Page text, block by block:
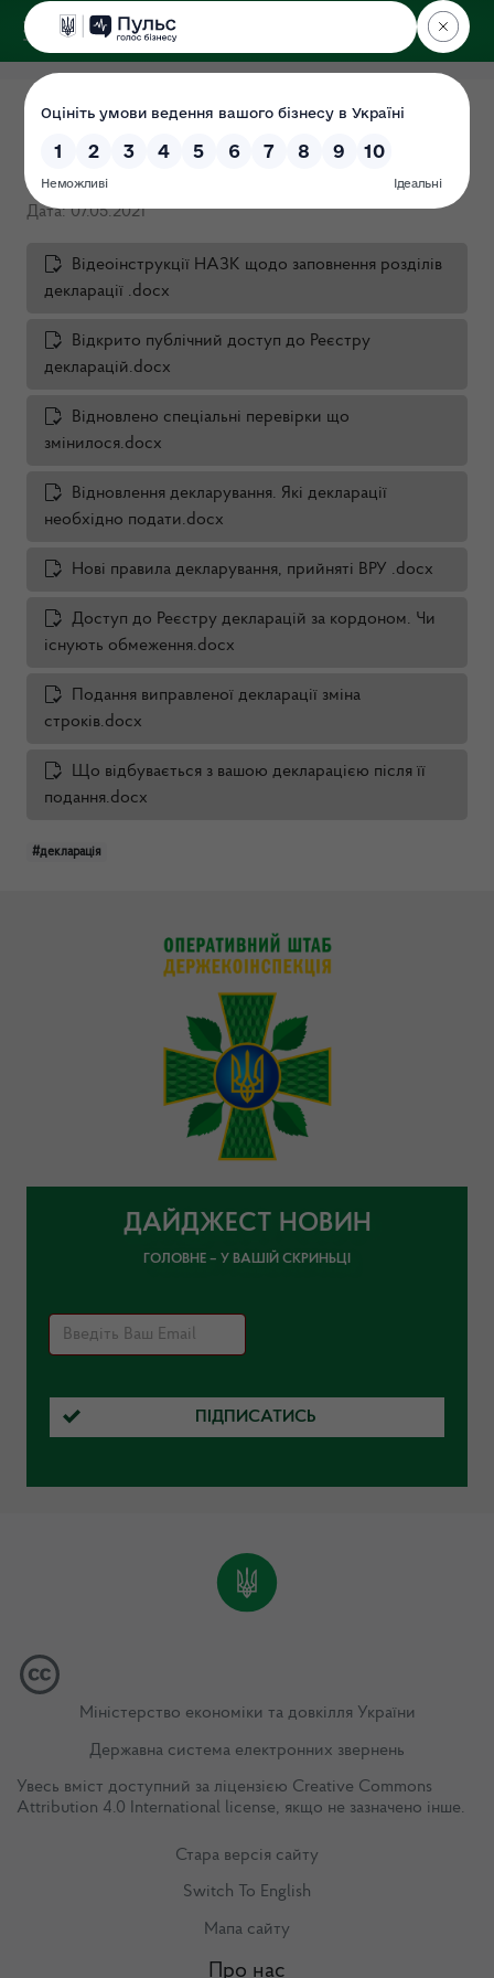
ДЕРЖЕКОІНСПЕКЦІЯ
Рекомендації для суб'єктів
декларування
Дата: 07.05.2021
Відеоінструкції НАЗК щодо заповнення розділів
декларації .docx
Відкрито публічний доступ до Реєстру
декларацій.docx
Відновлено спеціальні перевірки що
змінилося.docx
Відновлення декларування. Які декларації
необхідно подати.docx
Нові правила декларування, прийняті ВРУ .docx
Доступ до Реєстру декларацій за кордоном. Чи
існують обмеження.docx
Подання виправленої декларації зміна
строків.docx
Що відбувається з вашою декларацією після її
подання.docx
#декларація
ДАЙДЖЕСТ НОВИН
ГОЛОВНЕ – У ВАШІЙ СКРИНЬЦІ
ПІДПИСАТИСЬ
Міністерство економіки та довкілля України
Державна система електронних звернень
Увесь вміст доступний за ліцензією Creative Commons
Attribution 4.0 International license, якщо не зазначено інше.
Стара версія сайту
Switch To English
Мапа сайту
Про нас